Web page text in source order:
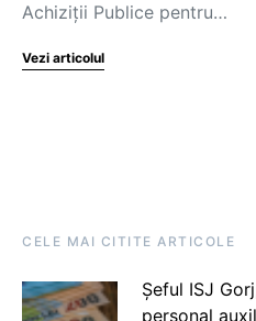
Achiziții Publice pentru…
Vezi articolul
CELE MAI CITITE ARTICOLE
Șeful ISJ
personal